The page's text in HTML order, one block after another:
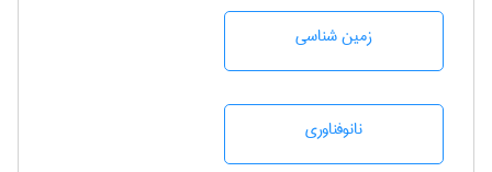
زمين شناسی
نانوفناوری